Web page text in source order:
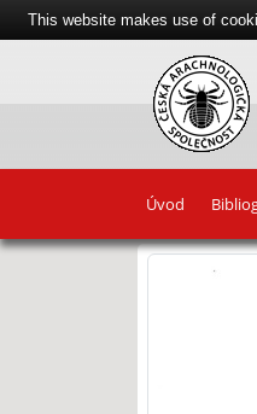
Úvod
This website makes use of